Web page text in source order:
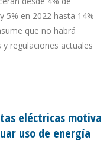
5% en 2022 hasta 14%
que no habrá
regulaciones actuales
eléctricas motiva
uso de energía